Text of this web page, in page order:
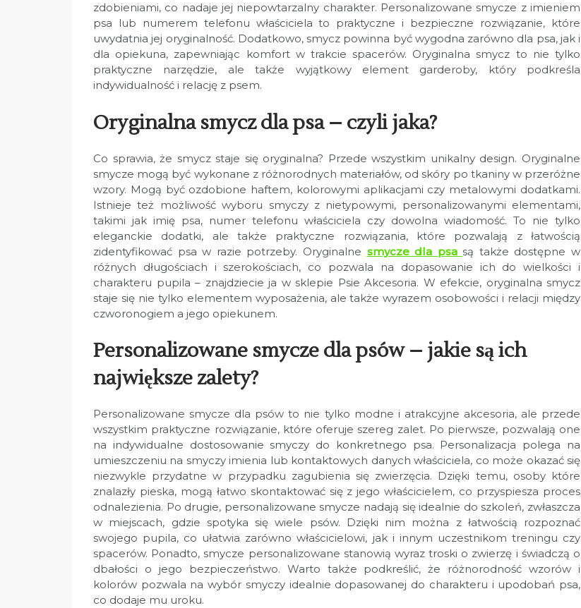
zdobieniami, co nadaje jej niepowtarzalny charakter. Personalizowane smycze z imieniem
psa lub numerem telefonu właściciela to praktyczne i bezpieczne rozwiązanie, które
uwydatnia jej oryginalność. Dodatkowo, smycz powinna być wygodna zarówno dla psa, jak i
dla opiekuna, zapewniając komfort w trakcie spacerów. Oryginalna smycz to nie tylko
praktyczne narzędzie, ale także wyjątkowy element garderoby, który podkreśla
indywidualność i relację z psem.
Oryginalna smycz dla psa – czyli jaka?
Co sprawia, że smycz staje się oryginalna? Przede wszystkim unikalny design. Oryginalne
smycze mogą być wykonane z różnorodnych materiałów, od skóry po tkaniny w przeróżne
wzory. Mogą być ozdobione haftem, kolorowymi aplikacjami czy metalowymi dodatkami.
Istnieje też możliwość wyboru smyczy z nietypowymi, personalizowanymi elementami,
takimi jak imię psa, numer telefonu właściciela czy dowolna wiadomość. To nie tylko
eleganckie dodatki, ale także praktyczne rozwiązania, które pozwalają z łatwością
zidentyfikować psa w razie potrzeby. Oryginalne smycze dla psasą także dostępne w
różnych długościach i szerokościach, co pozwala na dopasowanie ich do wielkości i
charakteru pupila – znajdziecie ja w sklepie Psie Akcesoria. W efekcie, oryginalna smycz
staje się nie tylko elementem wyposażenia, ale także wyrazem osobowości i relacji między
czworonogiem a jego opiekunem.
Personalizowane smycze dla psów – jakie są ich
największe zalety?
Personalizowane smycze dla psów to nie tylko modne i atrakcyjne akcesoria, ale przede
wszystkim praktyczne rozwiązanie, które oferuje szereg zalet. Po pierwsze, pozwalają one
na indywidualne dostosowanie smyczy do konkretnego psa. Personalizacja polega na
umieszczeniu na smyczy imienia lub kontaktowych danych właściciela, co może okazać się
niezwykle przydatne w przypadku zagubienia się zwierzęcia. Dzięki temu, osoby które
znalazły pieska, mogą łatwo skontaktować się z jego właścicielem, co przyspiesza proces
odnalezienia. Po drugie, personalizowane smycze nadają się idealnie do szkoleń, zwłaszcza
w miejscach, gdzie spotyka się wiele psów. Dzięki nim można z łatwością rozpoznać
swojego pupila, co ułatwia zarówno właścicielowi, jak i innym uczestnikom treningu czy
spacerów. Ponadto, smycze personalizowane stanowią wyraz troski o zwierzę i świadczą o
dbałości o jego bezpieczeństwo. Warto także podkreślić, że różnorodność wzorów i
kolorów pozwala na wybór smyczy idealnie dopasowanej do charakteru i upodobań psa,
co dodaje mu uroku.